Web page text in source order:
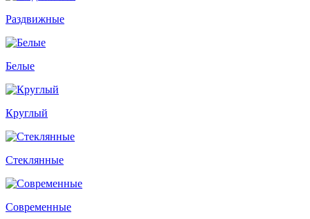
Раздвижные
Белые
Круглый
Стеклянные
Современные